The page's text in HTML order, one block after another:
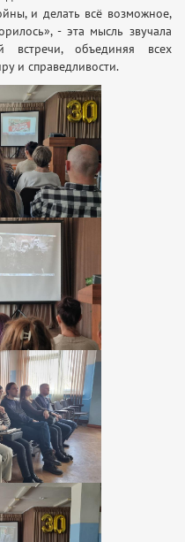
и делать всё возможное,
- эта мысль звучала
объединяя всех
и справедливости.